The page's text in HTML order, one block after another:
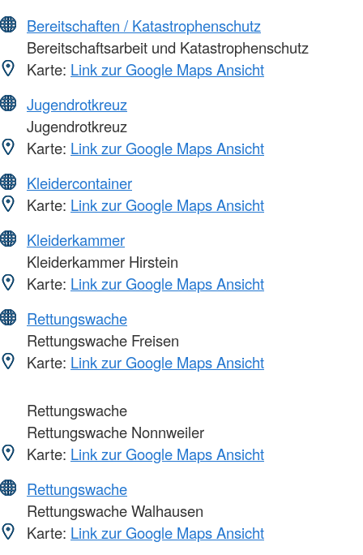
Bereitschaften / Katastrophenschutz
Bereitschaftsarbeit und Katastrophenschutz
Karte: Link zur Google Maps Ansicht
Jugendrotkreuz
Jugendrotkreuz
Karte: Link zur Google Maps Ansicht
Kleidercontainer
Karte: Link zur Google Maps Ansicht
Kleiderkammer
Kleiderkammer Hirstein
Karte: Link zur Google Maps Ansicht
Rettungswache
Rettungswache Freisen
Karte: Link zur Google Maps Ansicht
Rettungswache
Rettungswache Nonnweiler
Karte: Link zur Google Maps Ansicht
Rettungswache
Rettungswache Walhausen
Karte: Link zur Google Maps Ansicht